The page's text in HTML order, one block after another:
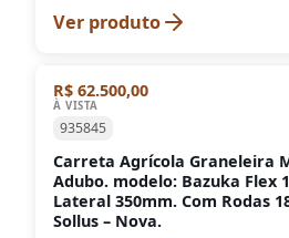
Ver produto
R$ 62.500,00
À VISTA
935845
Carreta Agrícola Graneleira
Adubo. modelo: Bazuka Flex
Lateral 350mm. Com Rodas
Sollus – Nova.